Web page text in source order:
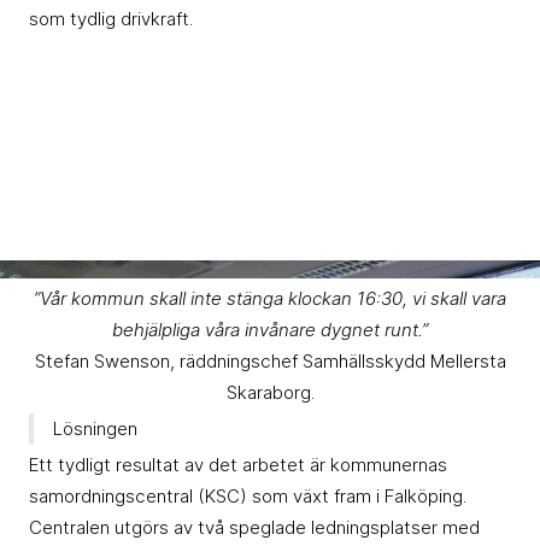
som tydlig drivkraft.
”Vår kommun skall inte stänga klockan 16:30, vi skall vara
behjälpliga våra invånare dygnet runt.”
Stefan Swenson, räddningschef Samhällsskydd Mellersta
Skaraborg.
Lösningen
Ett tydligt resultat av det arbetet är kommunernas
samordningscentral (KSC) som växt fram i Falköping.
Centralen utgörs av två speglade ledningsplatser med